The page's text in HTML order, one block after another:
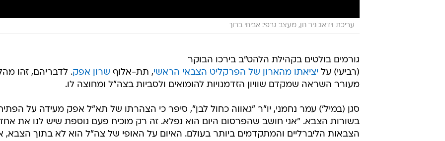
עריכת וידאו: ניר חן, מעצב גרפי: אביחי ברוך
גורמים בולטים בקהילת הלהט"ב בירכו הבוקר
(רביעי) על יציאתו מהארון של הפרקליט הצבאי הראשי, תת-אלוף שרון אפק. לדבריהם, זהו
מעורר השראה שמקדם שוויון הזדמנויות להומואים ולסביות בצה"ל ומחוצה לו.
סגן (במיל') עמר נחמני, יו"ר "גאווה כחול לבן", סיפר כי הצהרתו של תא"ל אפק מעידה על
בשורות הצבא. "אני חושב שהפרסום היום הוא נפלא. זה רק מוכיח פעם נוספת שיש לנו את
הצבאות הליברליים והמתקדמים ביותר בעולם. האיום על האופי של צה"ל הוא לא בתוך הצבא,